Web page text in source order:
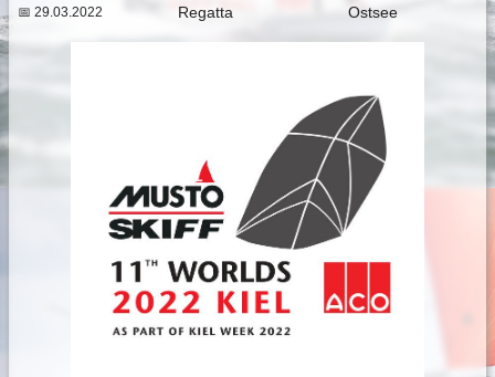
📅 29.03.2022
Regatta
Ostsee